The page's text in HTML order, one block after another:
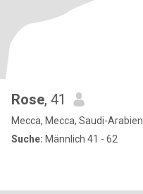
Rose, 41
Mecca, Mecca, Saudi-Arabien
Suche: Männlich 41 - 62